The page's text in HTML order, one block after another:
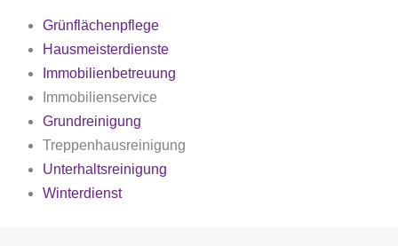
Grünflächenpflege
Hausmeisterdienste
Immobilienbetreuung
Immobilienservice
Grundreinigung
Treppenhausreinigung
Unterhaltsreinigung
Winterdienst